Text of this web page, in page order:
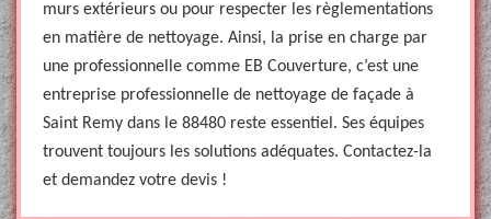
murs extérieurs ou pour respecter les règlementations
en matière de nettoyage. Ainsi, la prise en charge par
une professionnelle comme EB Couverture, c’est une
entreprise professionnelle de nettoyage de façade à
Saint Remy dans le 88480 reste essentiel. Ses équipes
trouvent toujours les solutions adéquates. Contactez-la
et demandez votre devis !